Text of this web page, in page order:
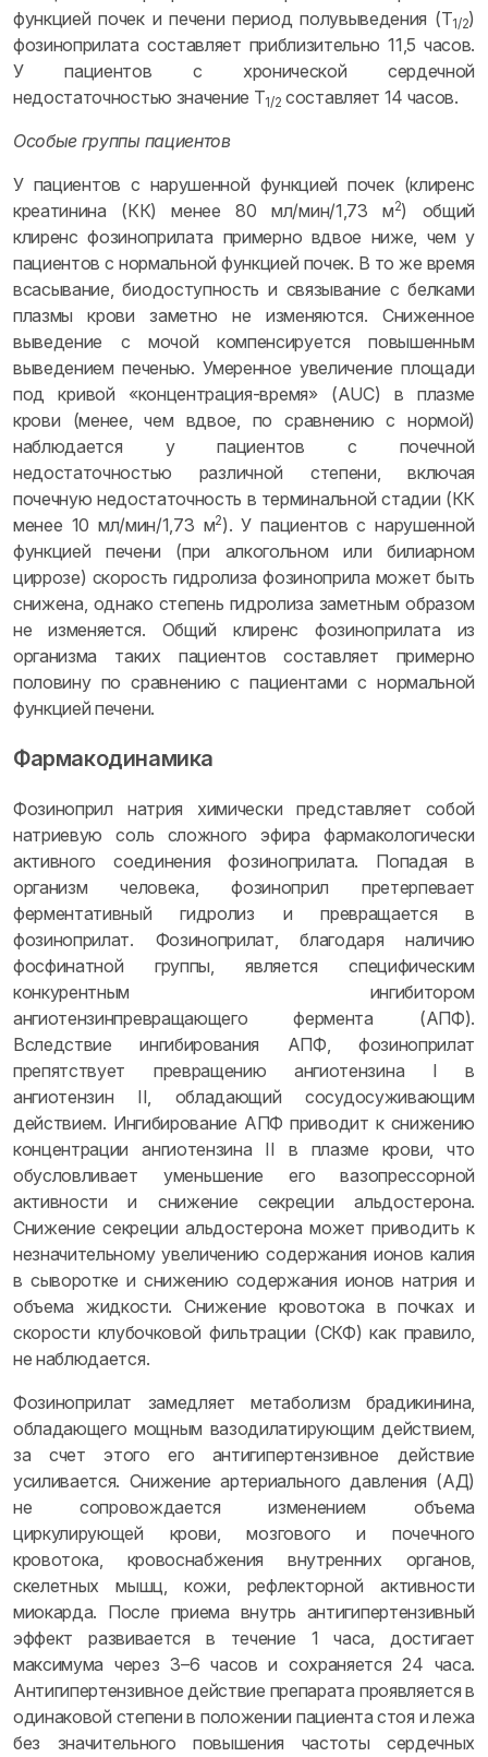
функцией почек и печени период полувыведения (T1/2)
фозиноприлата составляет приблизительно 11,5 часов.
У пациентов с хронической сердечной
недостаточностью значение T1/2 составляет 14 часов.
Особые группы пациентов
У пациентов с нарушенной функцией почек (клиренс
креатинина (КК) менее 80 мл/мин/1,73 м2) общий
клиренс фозиноприлата примерно вдвое ниже, чем у
пациентов с нормальной функцией почек. В то же время
всасывание, биодоступность и связывание с белками
плазмы крови заметно не изменяются. Сниженное
выведение с мочой компенсируется повышенным
выведением печенью. Умеренное увеличение площади
под кривой «концентрация-время» (AUC) в плазме
крови (менее, чем вдвое, по сравнению с нормой)
наблюдается у пациентов с почечной
недостаточностью различной степени, включая
почечную недостаточность в терминальной стадии (КК
менее 10 мл/мин/1,73 м2). У пациентов с нарушенной
функцией печени (при алкогольном или билиарном
циррозе) скорость гидролиза фозиноприла может быть
снижена, однако степень гидролиза заметным образом
не изменяется. Общий клиренс фозиноприлата из
организма таких пациентов составляет примерно
половину по сравнению с пациентами с нормальной
функцией печени.
Фармакодинамика
Фозиноприл натрия химически представляет собой
натриевую соль сложного эфира фармакологически
активного соединения фозиноприлата. Попадая в
организм человека, фозиноприл претерпевает
ферментативный гидролиз и превращается в
фозиноприлат. Фозиноприлат, благодаря наличию
фосфинатной группы, является специфическим
конкурентным ингибитором
ангиотензинпревращающего фермента (АПФ).
Вследствие ингибирования АПФ, фозиноприлат
препятствует превращению ангиотензина I в
ангиотензин II, обладающий сосудосуживающим
действием. Ингибирование АПФ приводит к снижению
концентрации ангиотензина II в плазме крови, что
обусловливает уменьшение его вазопрессорной
активности и снижение секреции альдостерона.
Снижение секреции альдостерона может приводить к
незначительному увеличению содержания ионов калия
в сыворотке и снижению содержания ионов натрия и
объема жидкости. Снижение кровотока в почках и
скорости клубочковой фильтрации (СКФ) как правило,
не наблюдается.
Фозиноприлат замедляет метаболизм брадикинина,
обладающего мощным вазодилатирующим действием,
за счет этого его антигипертензивное действие
усиливается. Снижение артериального давления (АД)
не сопровождается изменением объема
циркулирующей крови, мозгового и почечного
кровотока, кровоснабжения внутренних органов,
скелетных мышц, кожи, рефлекторной активности
миокарда. После приема внутрь антигипертензивный
эффект развивается в течение 1 часа, достигает
максимума через 3–6 часов и сохраняется 24 часа.
Антигипертензивное действие препарата проявляется в
одинаковой степени в положении пациента стоя и лежа
без значительного повышения частоты сердечных